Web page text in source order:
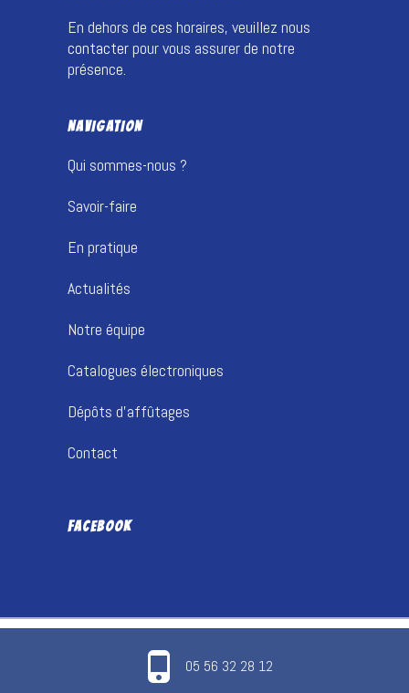
En dehors de ces horaires, veuillez nous
contacterpour vous assurer de notre
présence.
NAVIGATION
Qui sommes-nous ?
Savoir-faire
En pratique
Actualités
Notre équipe
Catalogues électroniques
Dépôts d’affûtages
Contact
FACEBOOK
05 56 32 28 12